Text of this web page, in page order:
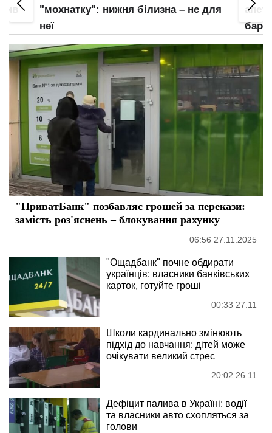
"мохнатку": нижня білизна – не для
неї
"ПриватБанк" позбавляє грошей за перекази:
замість роз'яснень – блокування рахунку
06:56 27.11.2025
"Ощадбанк" почне обдирати
українців: власники банківських
карток, готуйте гроші
00:33 27.11
Школи кардинально змінюють
підхід до навчання: дітей може
очікувати великий стрес
20:02 26.11
Дефіцит палива в Україні: водії
та власники авто схопляться за
голови